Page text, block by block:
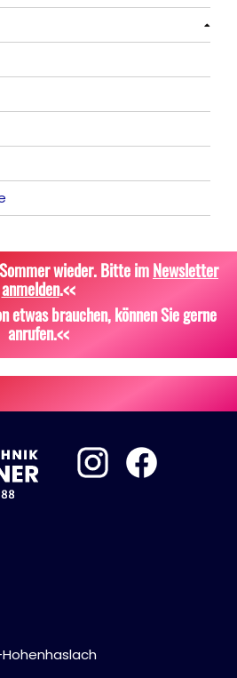
wieder. Bitte imNewsletter
anmelden.<<
etwas brauchen, können Sie gerne
anrufen.<<